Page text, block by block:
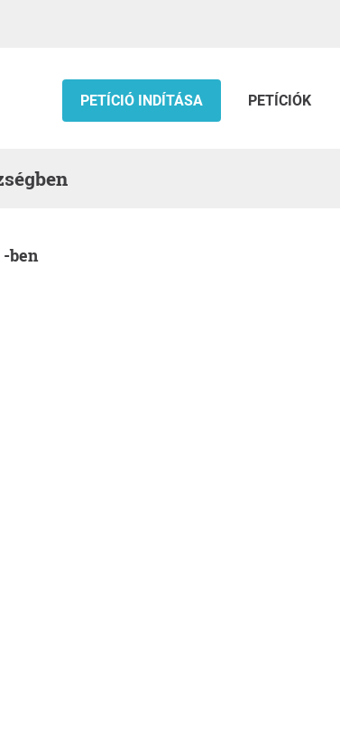
PETÍCIÓ INDÍTÁSA PETÍCIÓK
-ben